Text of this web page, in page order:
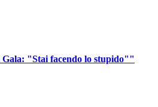
Gala: "Stai facendo lo stupido""